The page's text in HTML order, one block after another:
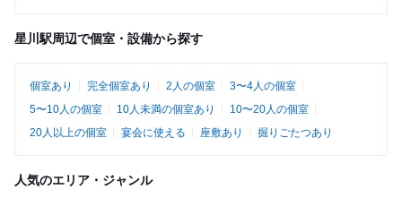
星川駅周辺で個室・設備から探す
個室あり 完全個室あり 2人の個室
3〜4人の個室
5〜10人の個室
10人未満の個室あり
10〜20人の個室
20人以上の個室
宴会に使える 座敷あり 掘りごたつあり
人気のエリア・ジャンル